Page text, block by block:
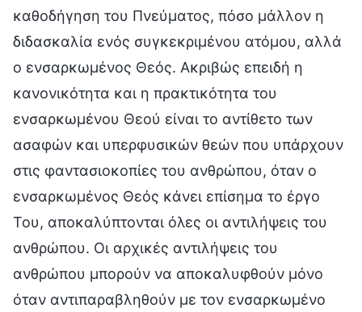
καθοδήγηση του Πνεύματος, πόσο μάλλον η
διδασκαλία ενός συγκεκριμένου ατόμου, αλλά
ο ενσαρκωμένος Θεός. Ακριβώς επειδή η
κανονικότητα και η πρακτικότητα του
ενσαρκωμένου Θεού είναι το αντίθετο των
ασαφών και υπερφυσικών θεών που υπάρχουν
στις φαντασιοκοπίες του ανθρώπου, όταν ο
ενσαρκωμένος Θεός κάνει επίσημα το έργο
Του, αποκαλύπτονται όλες οι αντιλήψεις του
ανθρώπου. Οι αρχικές αντιλήψεις του
ανθρώπου μπορούν να αποκαλυφθούν μόνο
όταν αντιπαραβληθούν με τον ενσαρκωμένο